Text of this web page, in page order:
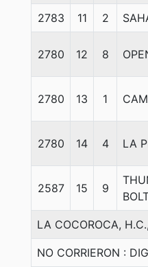
2783 11 2
2780 12 8
2780 13 1
2780 14 4 LA
2587 15 9
LA COCOROCA,
NO CORRIERON :